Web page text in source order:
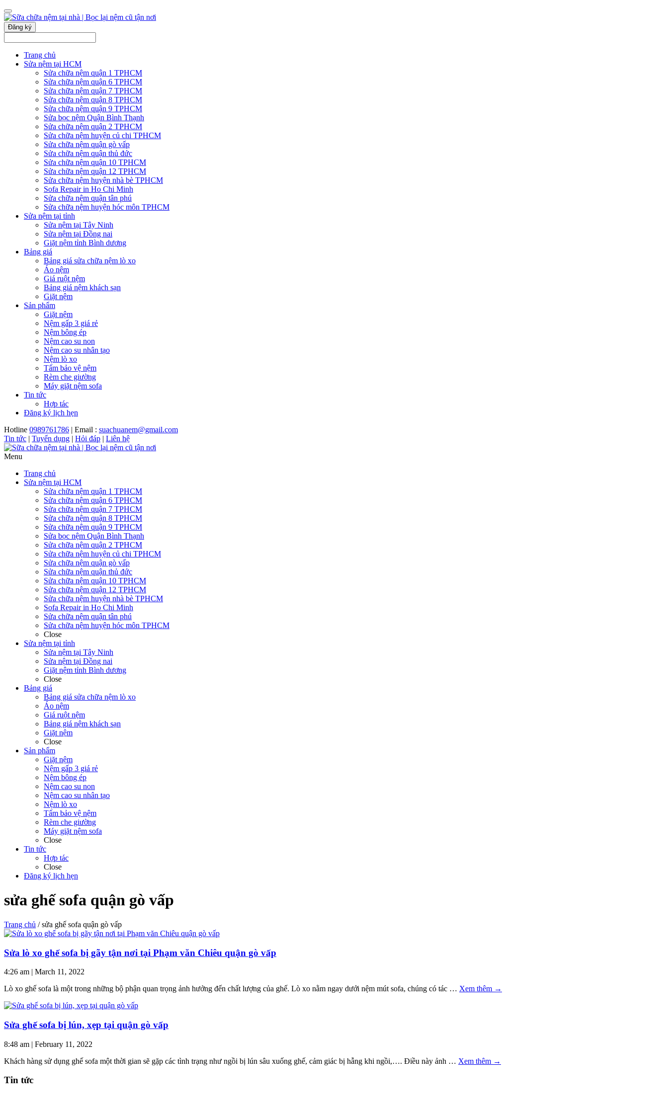
Đăng ký
Trang chủ
Sửa nệm tại HCM
Sửa chữa nệm quận 1 TPHCM
Sửa chữa nệm quận 6 TPHCM
Sửa chữa nệm quận 7 TPHCM
Sửa chữa nệm quận 8 TPHCM
Sửa chữa nệm quận 9 TPHCM
Sửa bọc nệm Quận Bình Thạnh
Sửa chữa nệm quận 2 TPHCM
Sửa chữa nệm huyện củ chi TPHCM
Sửa chữa nệm quận gò vấp
Sửa chữa nệm quận thủ đức
Sửa chữa nệm quận 10 TPHCM
Sửa chữa nệm quận 12 TPHCM
Sửa chữa nệm huyện nhà bè TPHCM
Sofa Repair in Ho Chi Minh
Sửa chữa nệm quận tân phú
Sửa chữa nệm huyện hóc môn TPHCM
Sửa nệm tại tỉnh
Sửa nệm tại Tây Ninh
Sửa nệm tại Đồng nai
Giặt nệm tỉnh Bình dương
Bảng giá
Bảng giá sửa chữa nệm lò xo
Áo nệm
Giá ruột nệm
Bảng giá nệm khách sạn
Giặt nệm
Sản phẩm
Giặt nệm
Nệm gấp 3 giá rẻ
Nệm bông ép
Nệm cao su non
Nệm cao su nhân tạo
Nệm lò xo
Tấm bảo vệ nệm
Rèm che giường
Máy giặt nệm sofa
Tin tức
Hợp tác
Đăng ký lịch hẹn
Hotline 0989761786 | Email : suachuanem@gmail.com
Tin tức | Tuyển dụng | Hỏi đáp | Liên hệ
Menu
Trang chủ
Sửa nệm tại HCM
Sửa chữa nệm quận 1 TPHCM
Sửa chữa nệm quận 6 TPHCM
Sửa chữa nệm quận 7 TPHCM
Sửa chữa nệm quận 8 TPHCM
Sửa chữa nệm quận 9 TPHCM
Sửa bọc nệm Quận Bình Thạnh
Sửa chữa nệm quận 2 TPHCM
Sửa chữa nệm huyện củ chi TPHCM
Sửa chữa nệm quận gò vấp
Sửa chữa nệm quận thủ đức
Sửa chữa nệm quận 10 TPHCM
Sửa chữa nệm quận 12 TPHCM
Sửa chữa nệm huyện nhà bè TPHCM
Sofa Repair in Ho Chi Minh
Sửa chữa nệm quận tân phú
Sửa chữa nệm huyện hóc môn TPHCM
Close
Sửa nệm tại tỉnh
Sửa nệm tại Tây Ninh
Sửa nệm tại Đồng nai
Giặt nệm tỉnh Bình dương
Close
Bảng giá
Bảng giá sửa chữa nệm lò xo
Áo nệm
Giá ruột nệm
Bảng giá nệm khách sạn
Giặt nệm
Close
Sản phẩm
Giặt nệm
Nệm gấp 3 giá rẻ
Nệm bông ép
Nệm cao su non
Nệm cao su nhân tạo
Nệm lò xo
Tấm bảo vệ nệm
Rèm che giường
Máy giặt nệm sofa
Close
Tin tức
Hợp tác
Close
Đăng ký lịch hẹn
sửa ghế sofa quận gò vấp
Trang chủ /sửa ghế sofa quận gò vấp
Sửa lò xo ghế sofa bị gãy tận nơi tại Phạm văn Chiêu quận gò vấp
4:26 am | March 11, 2022
Lò xo ghế sofa là một trong những bộ phận quan trọng ảnh hưởng đến chất lượng của ghế. Lò xo nằm ngay dưới nệm mút sofa, chúng có tác … Xem thêm →
Sửa ghế sofa bị lún, xẹp tại quận gò vấp
8:48 am | February 11, 2022
Khách hàng sử dụng ghế sofa một thời gian sẽ gặp các tình trạng như ngồi bị lún sâu xuống ghế, cảm giác bị hẫng khi ngồi,…. Điều này ảnh … Xem thêm →
Tin tức